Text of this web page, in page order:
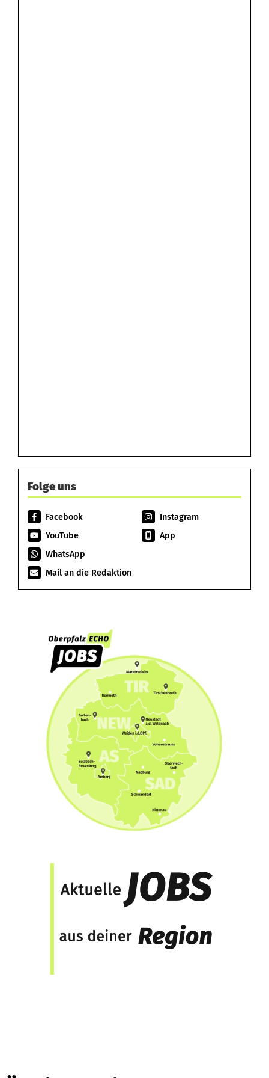
Folge uns
Facebook
Instagram
YouTube
App
WhatsApp
Mail an die Redaktion